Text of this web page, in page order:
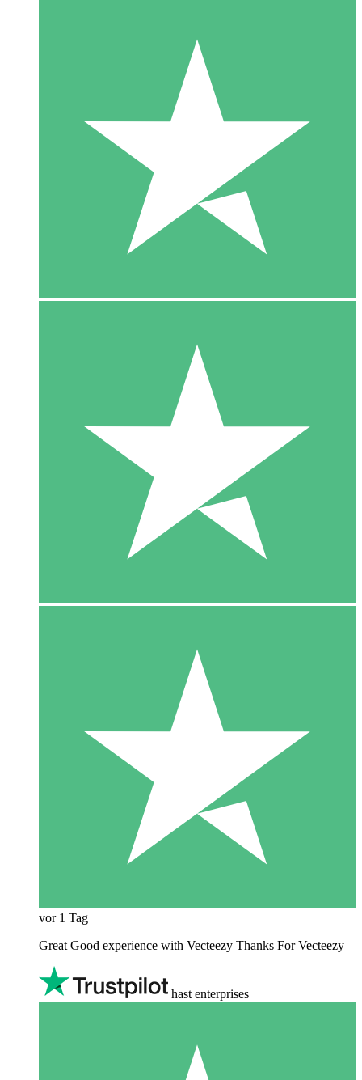
vor 1 Tag
Great Good experience with Vecteezy Thanks For Vecteezy
hast enterprises